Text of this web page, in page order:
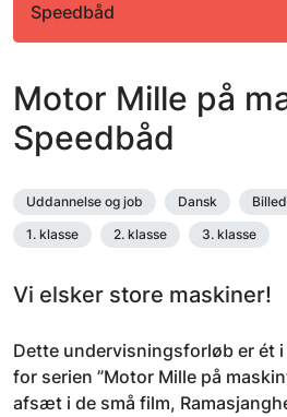
Speedbåd
Motor Mille på
Speedbåd
Uddannelse og job Dansk
1. klasse
2. klasse 3. klasse
Vi elsker store maskiner!
Dette undervisningsforløb er ét
for serien ”Motor Mille på
afsæt i de små film,